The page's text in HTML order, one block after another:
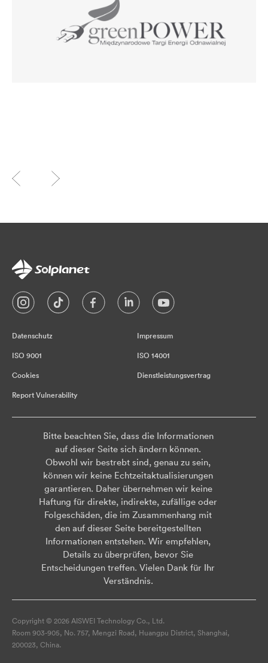
Datenschutz Impressum
ISO 9001 ISO 14001
Cookies Dienstleistungsvertrag
Report Vulnerability
Bitte beachten Sie, dass die Informationen
auf dieser Seite sich ändern können.
Obwohl wir bestrebt sind, genau zu sein,
können wir keine Echtzeitaktualisierungen
garantieren. Daher übernehmen wir keine
Haftung für direkte, indirekte, zufällige oder
Folgeschäden, die im Zusammenhang mit
den auf dieser Seite bereitgestellten
Informationen entstehen. Wir empfehlen,
Details zu überprüfen, bevor Sie
Entscheidungen treffen. Vielen Dank für Ihr
Verständnis.
Copyright © 2026 AISWEI Technology Co., Ltd.
Room 903-905, No. 757, Mengzi Road, Huangpu District, Shanghai,
200023, China.